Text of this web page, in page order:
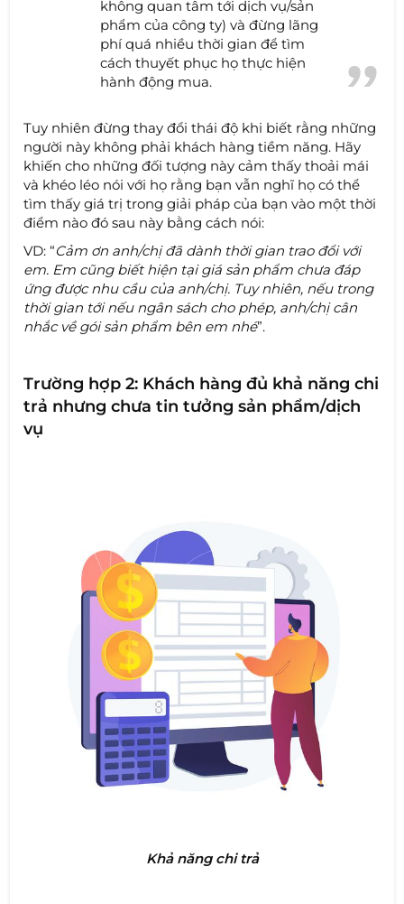
không quan tâm tới dịch vụ/sản
phẩm của công ty) và đừng lãng
phí quá nhiều thời gian để tìm
cách thuyết phục họ thực hiện
hành động mua.
Tuy nhiên đừng thay đổi thái độ khi biết rằng những
người này không phải khách hàng tiềm năng. Hãy
khiến cho những đối tượng này cảm thấy thoải mái
và khéo léo nói với họ rằng bạn vẫn nghĩ họ có thể
tìm thấy giá trị trong giải pháp của bạn vào một thời
điểm nào đó sau này bằng cách nói:
VD: “Cảm ơn anh/chị đã dành thời gian trao đổi với
em. Em cũng biết hiện tại giá sản phẩm chưa đáp
ứng được nhu cầu của anh/chị. Tuy nhiên, nếu trong
thời gian tới nếu ngân sách cho phép, anh/chị cân
nhắc về gói sản phẩm bên em nhé”.
Trường hợp 2: Khách hàng đủ khả năng chi
trả nhưng chưa tin tưởng sản phẩm/dịch
vụ
Khả năng chi trả